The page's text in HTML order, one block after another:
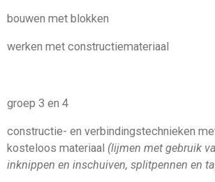
bouwen met blokken
werken met constructiemateriaal
groep 3 en 4
constructie- en verbindingstechnieken
kosteloos materiaal (lijmen met gebruik
inknippen en inschuiven, splitpennen en